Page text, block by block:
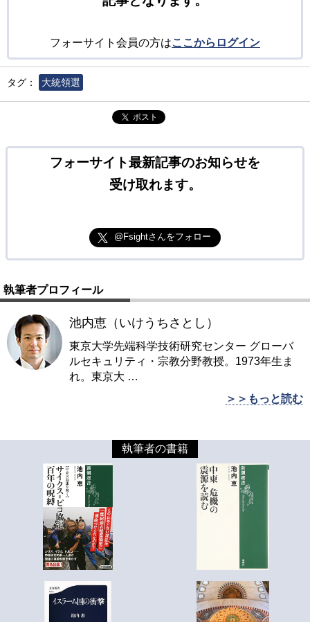
フォーサイト会員の方はここからログイン
タグ： 大統領選
ポスト
フォーサイト最新記事のお知らせを
受け取れます。
@Fsightさんをフォロー
執筆者プロフィール
池内恵（いけうちさとし）
東京大学先端科学技術研究センター グローバ
ルセキュリティ・宗教分野教授。1973年生ま
れ。東京大 …
＞＞もっと読む
執筆者の書籍